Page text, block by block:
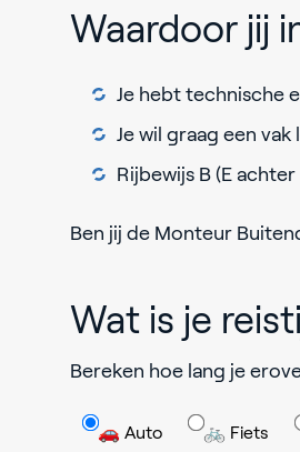
Waardoor jij
Je hebt technische
Je wil graag een vak
Rijbewijs B (E achter
Ben jij de Monteur
Wat is je
Bereken hoe lang je
🚗 Auto 🚲 Fiets